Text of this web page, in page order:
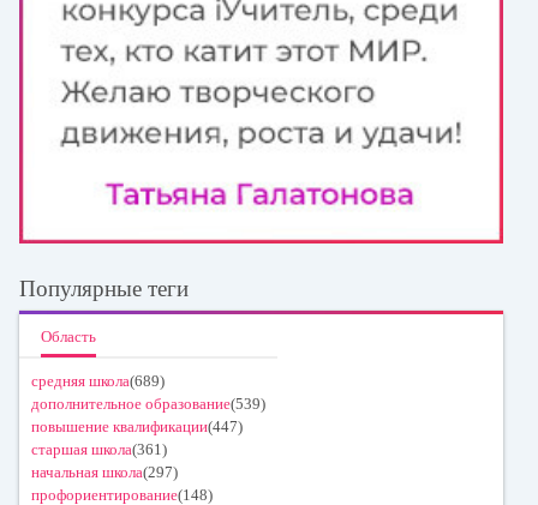
Популярные теги
Область
средняя школа(689)
дополнительное образование(539)
повышение квалификации(447)
старшая школа(361)
начальная школа(297)
профориентирование(148)